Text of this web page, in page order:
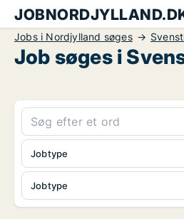
Jobs i Nordjylland søges
Job søges i
Jobtype
Jobtype